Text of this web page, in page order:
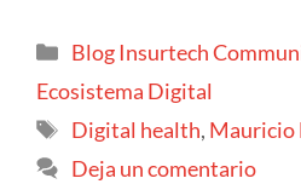
Blog Insurtech
Ecosistema Digital
Digital health, Mauricio
Deja un comentario